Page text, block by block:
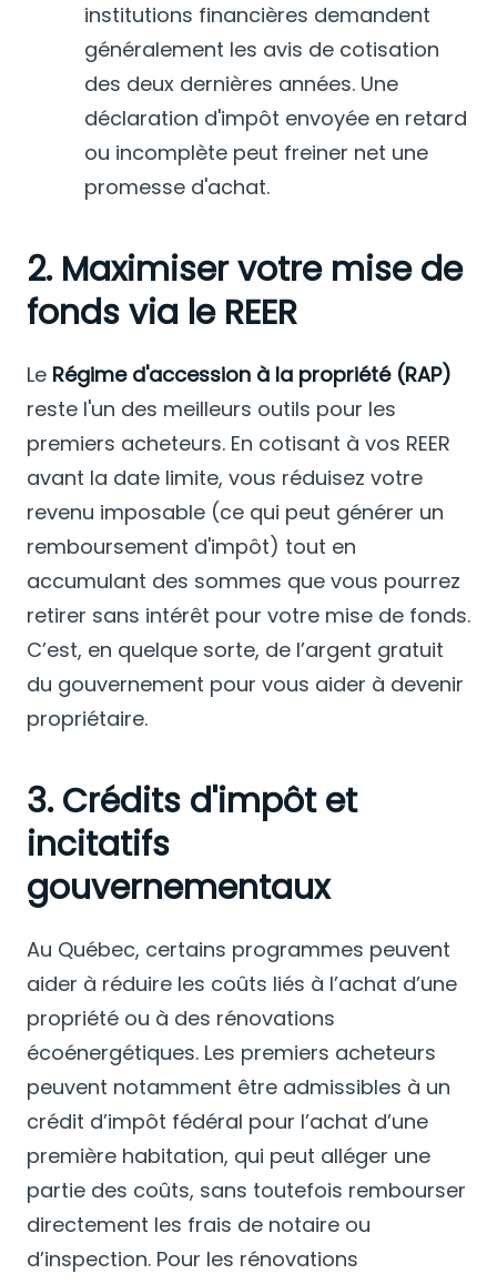
institutions financières demandent
généralement les avis de cotisation
des deux dernières années. Une
déclaration d'impôt envoyée en retard
ou incomplète peut freiner net une
promesse d'achat.
2. Maximiser votre mise de
fonds via le REER
Le Régime d'accession à la propriété (RAP)
reste l'un des meilleurs outils pour les
premiers acheteurs. En cotisant à vos REER
avant la date limite, vous réduisez votre
revenu imposable (ce qui peut générer un
remboursement d'impôt) tout en
accumulant des sommes que vous pourrez
retirer sans intérêt pour votre mise de fonds.
C’est, en quelque sorte, de l’argent gratuit
du gouvernement pour vous aider à devenir
propriétaire.
3. Crédits d'impôt et
incitatifs
gouvernementaux
Au Québec, certains programmes peuvent
aider à réduire les coûts liés à l’achat d’une
propriété ou à des rénovations
écoénergétiques. Les premiers acheteurs
peuvent notamment être admissibles à un
crédit d’impôt fédéral pour l’achat d’une
première habitation, qui peut alléger une
partie des coûts, sans toutefois rembourser
directement les frais de notaire ou
d’inspection. Pour les rénovations